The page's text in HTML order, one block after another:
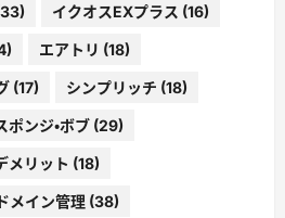
イクオスEXプラス (16)
エアトリ (18)
(17) シンプリッチ (18)
ポンジ・ボブ (29)
メリット (18)
メイン管理 (38)